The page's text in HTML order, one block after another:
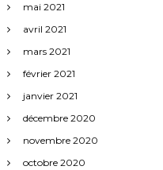
mai 2021
avril 2021
mars 2021
février 2021
janvier 2021
décembre 2020
novembre 2020
octobre 2020